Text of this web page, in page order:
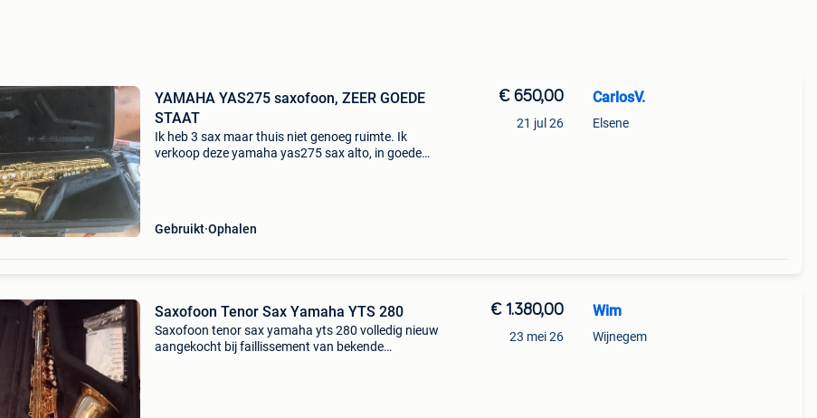
YAMAHA YAS275 saxofoon, ZEER GOEDE
STAAT
Ik heb 3 sax maar thuis niet genoeg ruimte. Ik
verkoop deze yamaha yas275 sax alto, in goede
Gebruikt Ophalen
€ 650,00
21 jul 26
CarlosV.
Elsene
Saxofoon Tenor Sax Yamaha YTS 280
Saxofoon tenor sax yamaha yts 280 volledig nieuw
aangekocht bij faillissement van bekende
€ 1.380,00
23 mei 26
Wim
Wijnegem